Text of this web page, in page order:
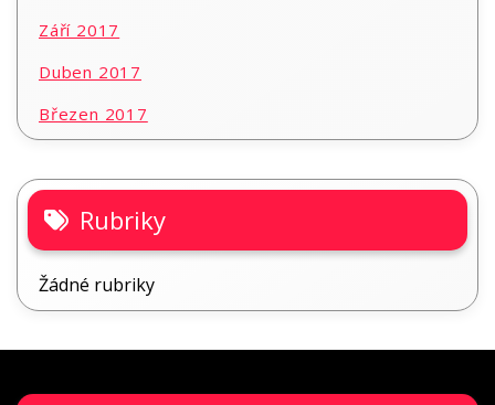
Září 2017
Duben 2017
Březen 2017
Rubriky
Žádné rubriky